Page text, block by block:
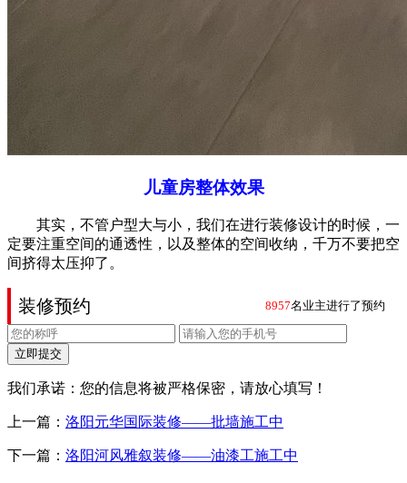
儿童房整体效果
其实，不管户型大与小，我们在进行装修设计的时候，一
定要注重空间的通透性，以及整体的空间收纳，千万不要把空
间挤得太压抑了。
装修预约 8957名业主进行了预约
立即提交
我们承诺：您的信息将被严格保密，请放心填写！
上一篇： 洛阳元华国际装修——批墙施工中
下一篇： 洛阳河风雅叙装修——油漆工施工中